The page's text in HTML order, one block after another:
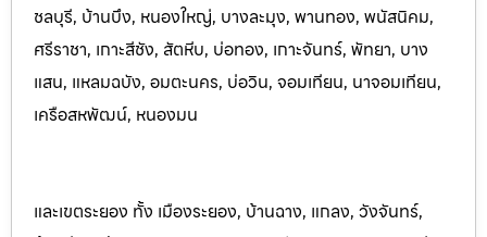
ชลบุรี, บ้านบึง, หนองใหญ่, บางละมุง, พานทอง, พนัสนิคม,
ศรีราชา, เกาะสีชัง, สัตหีบ, บ่อทอง, เกาะจันทร์, พัทยา, บาง
แสน, แหลมฉบัง, อมตะนคร, บ่อวิน, จอมเทียน, นาจอมเทียน,
เครือสหพัฒน์, หนองมน
และเขตระยอง ทั้ง เมืองระยอง, บ้านฉาง, แกลง, วังจันทร์,